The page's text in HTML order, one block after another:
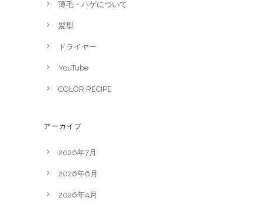
薄毛・ハゲについて
髪型
ドライヤー
YouTube
COLOR RECIPE
アーカイブ
2026年7月
2026年6月
2026年4月